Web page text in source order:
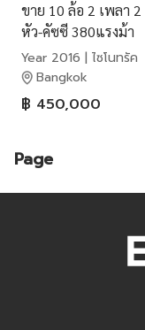
ขาย 10 ล้อ 2 เพลา 2
หัว-คัซซี 380แรงม้า
Year 2016 | ไซโนทรัค
Bangkok
฿ 450,000
Page